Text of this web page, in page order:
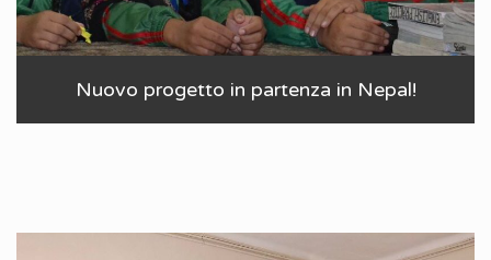
Nuovo progetto in partenza in Nepal!